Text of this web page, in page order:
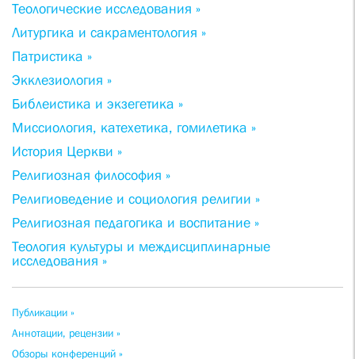
Теологические исследования »
Литургика и сакраментология »
Патристика »
Экклезиология »
Библеистика и экзегетика »
Миссиология, катехетика, гомилетика »
История Церкви »
Религиозная философия »
Религиоведение и социология религии »
Религиозная педагогика и воспитание »
Теология культуры и междисциплинарные
исследования »
Публикации »
Аннотации, рецензии »
Обзоры конференций »